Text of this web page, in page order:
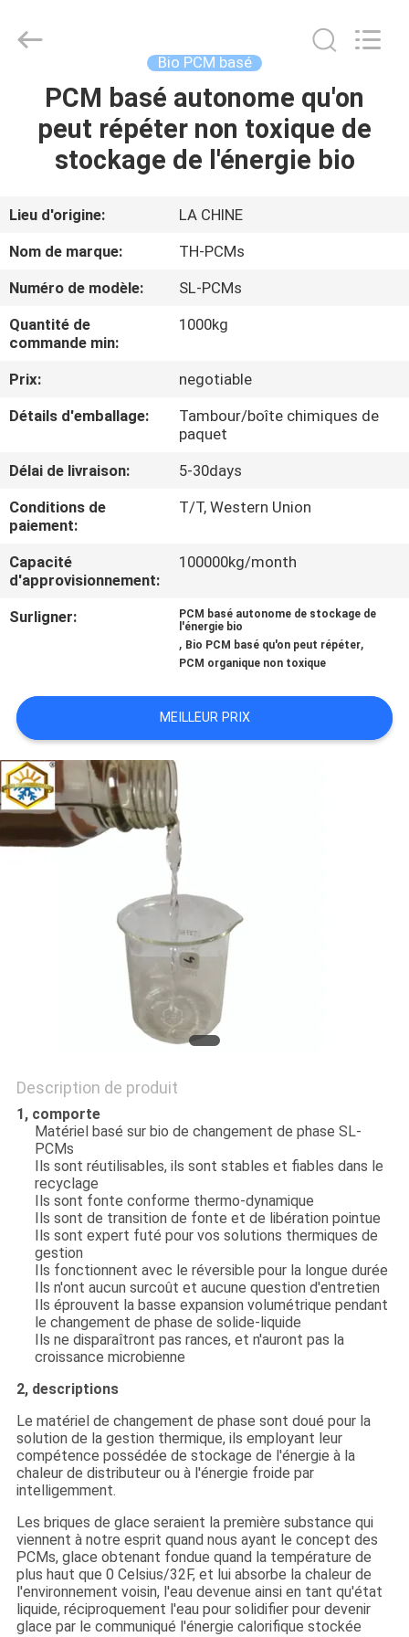
MAISON
PRODUITS
AU
SUJET
DE
VISITE
DE
QUALITÉ
CONTACTEZ-
NOUS
CAS
PLAN
DU
SITE
energy
Technology
Bio PCM basé
PCM basé autonome qu'on
peut répéter non toxique de
stockage de l'énergie bio
Lieu d'origine:
LA CHINE
Nom de marque:
TH-PCMs
Numéro de modèle:
SL-PCMs
Quantité de
commande min:
1000kg
Prix:
negotiable
Détails d'emballage:
Tambour/boîte chimiques de
paquet
Délai de livraison:
5-30days
Conditions de
paiement:
T/T, Western Union
Capacité
d'approvisionnement:
100000kg/month
Surligner:
PCM basé autonome de stockage de
l'énergie bio
, Bio PCM basé qu'on peut répéter,
PCM organique non toxique
MEILLEUR PRIX
Description de produit
1, comporte
Matériel basé sur bio de changement de phase SL-
PCMs
Ils sont réutilisables, ils sont stables et fiables dans le
recyclage
Ils sont fonte conforme thermo-dynamique
Ils sont de transition de fonte et de libération pointue
Ils sont expert futé pour vos solutions thermiques de
gestion
Ils fonctionnent avec le réversible pour la longue durée
Ils n'ont aucun surcoût et aucune question d'entretien
Ils éprouvent la basse expansion volumétrique pendant
le changement de phase de solide-liquide
Ils ne disparaîtront pas rances, et n'auront pas la
croissance microbienne
2, descriptions
Le matériel de changement de phase sont doué pour la
solution de la gestion thermique, ils employant leur
compétence possédée de stockage de l'énergie à la
chaleur de distributeur ou à l'énergie froide par
intelligemment.
Les briques de glace seraient la première substance qui
viennent à notre esprit quand nous ayant le concept des
PCMs, glace obtenant fondue quand la température de
plus haut que 0 Celsius/32F, et lui absorbe la chaleur de
l'environnement voisin, l'eau devenue ainsi en tant qu'état
liquide, réciproquement l'eau pour solidifier pour devenir
glace par le communiqué l'énergie calorifique stockée